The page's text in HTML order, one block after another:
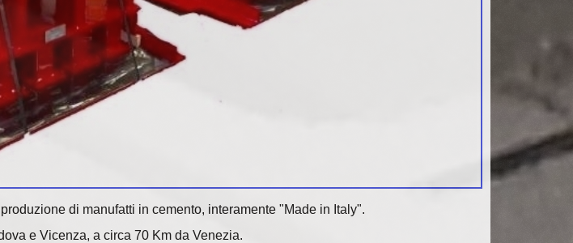
di manufatti in cemento, interamente "Made in Italy".
e Vicenza, a circa 70 Km da Venezia.